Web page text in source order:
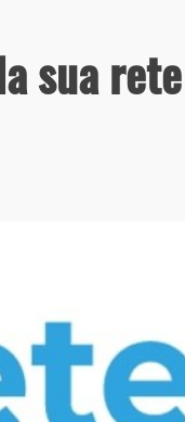
sua rete